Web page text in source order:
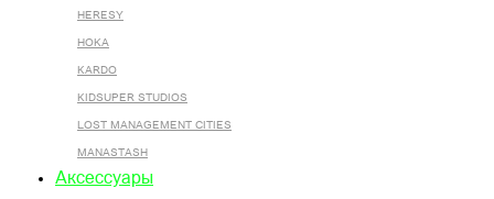
HERESY
HOKA
KARDO
KIDSUPER STUDIOS
LOST MANAGEMENT CITIES
MANASTASH
Аксессуары